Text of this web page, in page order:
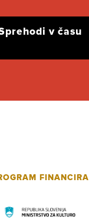
v času
FINANCIRA